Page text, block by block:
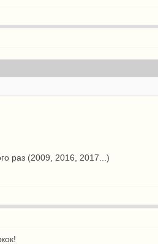
раз (2009, 2016, 2017...)